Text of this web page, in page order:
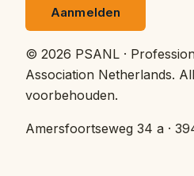
Aanmelden
© 2026 PSANL ·
Association Netherlands.
voorbehouden.
Amersfoortseweg 34 a ·